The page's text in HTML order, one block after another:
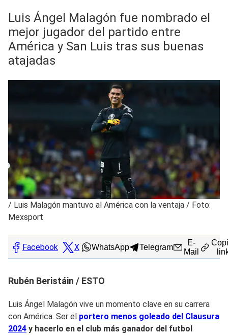
Luis Ángel Malagón fue nombrado el
mejor jugador del partido entre
América y San Luis tras sus buenas
atajadas
/ Luis Malagón mantuvo al América con la ventaja / Foto:
Mexsport
Facebook X WhatsApp Telegram
E-
Mail
Rubén Beristáin / ESTO
Luis Ángel Malagón vive un momento clave en su carrera
con América. Ser el portero menos goleado del Clausura
2024 y hacerlo en el club más ganador del futbol